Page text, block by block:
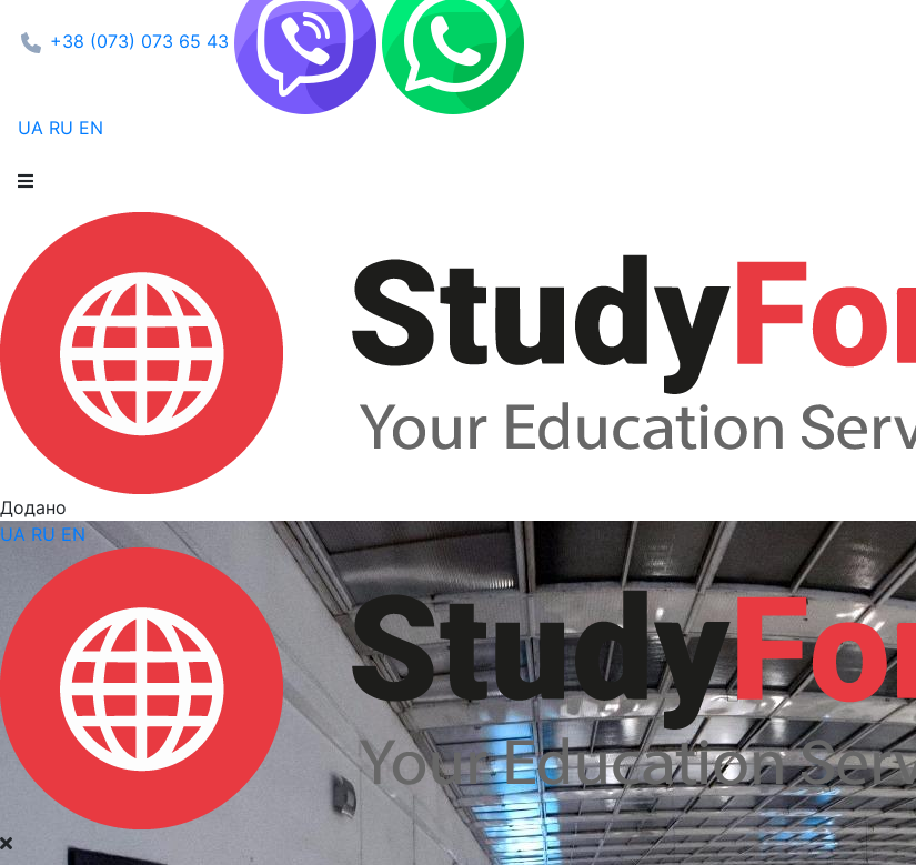
+38 (073) 073 65 43
UA RU EN
Додано
UA RU EN